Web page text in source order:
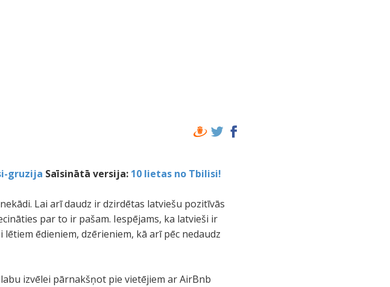
gruzija Saīsinātā versija: 10 lietas no Tbilisi!
Lai arī daudz ir dzirdētas latviešu pozitīvās
par to ir pašam. Iespējams, ka latvieši ir
ēdieniem, dzērieniem, kā arī pēc nedaudz
izvēlei pārnakšņot pie vietējiem ar AirBnb